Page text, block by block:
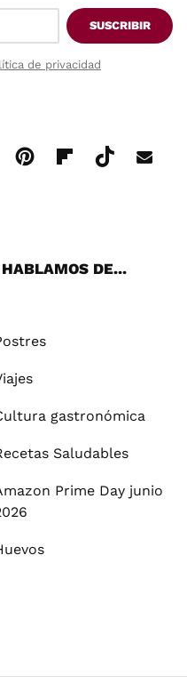
SUSCRIBIR
de privacidad
DE...
gastronómica
Saludables
Prime Day junio